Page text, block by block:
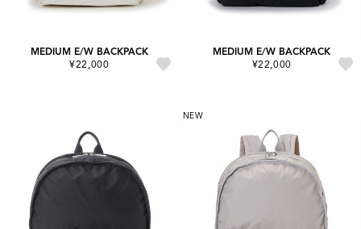
MEDIUM E/W BACKPACK
¥22,000
MEDIUM E/W BACKPACK
¥22,000
NEW